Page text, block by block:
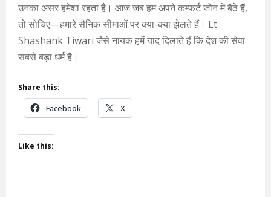
उनका असर हमेशा रहता है। आज जब हम अपने कम्फर्ट जोन में बैठे हैं,
तो सोचिए—हमारे सैनिक सीमाओं पर क्या-क्या झेलते हैं। Lt
Shashank Tiwari जैसे नायक हमें याद दिलाते हैं कि देश की सेवा
सबसे बड़ा धर्म है।
Share this:
Facebook X
Like this: